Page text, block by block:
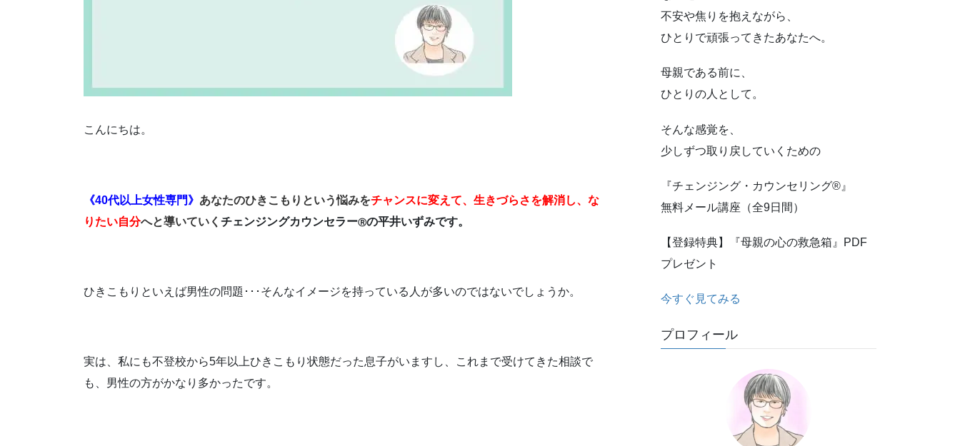
こんにちは。
《40代以上女性専門》 あなたのひきこもりという悩みをチャンスに変えて、 生きづらさを解消し、 な
りたい自分へと導いていく チェンジングカウンセラーⓇの平井いずみです。
ひきこもりといえば男性の問題･･･そんなイメージを持っている人が多いのではないでしょうか。
実は、私にも不登校から5年以上ひきこもり状態だった息子がいますし、これまで受けてきた相談で
も、男性の方がかなり多かったです。
不安や焦りを抱えながら、
ひとりで頑張ってきたあなたへ。
母親である前に、
ひとりの人として。
そんな感覚を、
少しずつ取り戻していくための
『チェンジング・カウンセリング®』
無料メール講座（全9日間）
【登録特典】『母親の心の救急箱』PDF
プレゼント
今すぐ見てみる
プロフィール